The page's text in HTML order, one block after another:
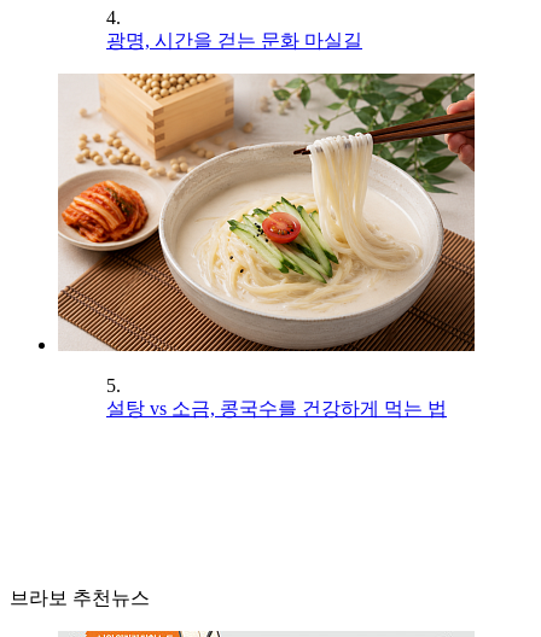
4.
광명, 시간을 걷는 문화 마실길
5.
설탕 vs 소금, 콩국수를 건강하게 먹는 법
브라보 추천뉴스